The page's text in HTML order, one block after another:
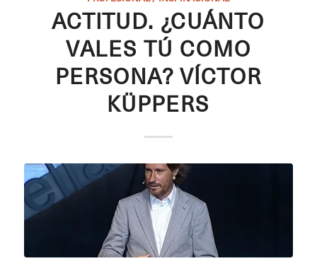
ACTITUD. ¿CUÁNTO
VALES TÚ COMO
PERSONA? VÍCTOR
KÜPPERS